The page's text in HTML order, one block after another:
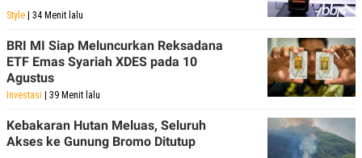
Style | 34 Menit lalu
BRI MI Siap Meluncurkan Reksadana
ETF Emas Syariah XDES pada 10
Agustus
Investasi | 39 Menit lalu
Kebakaran Hutan Meluas, Seluruh
Akses ke Gunung Bromo Ditutup